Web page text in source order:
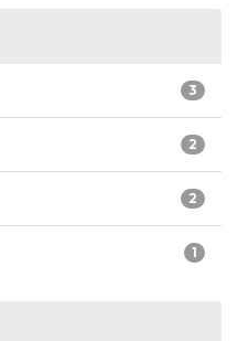
3
2
2
1